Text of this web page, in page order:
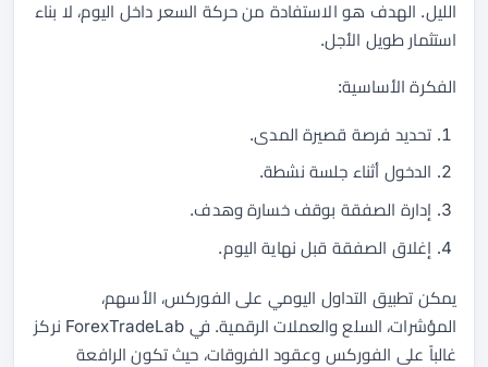
الليل. الهدف هو الاستفادة من حركة السعر داخل اليوم، لا بناء
استثمار طويل الأجل.
الفكرة الأساسية:
تحديد فرصة قصيرة المدى.
الدخول أثناء جلسة نشطة.
إدارة الصفقة بوقف خسارة وهدف.
إغلاق الصفقة قبل نهاية اليوم.
يمكن تطبيق التداول اليومي على الفوركس، الأسهم،
المؤشرات، السلع والعملات الرقمية. في ForexTradeLab نركز
غالباً على الفوركس وعقود الفروقات، حيث تكون الرافعة